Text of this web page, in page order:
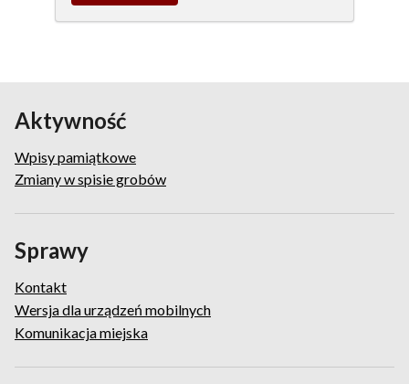
wpis
Aktywność
Wpisy pamiątkowe
Zmiany w spisie grobów
Sprawy
Kontakt
Wersja dla urządzeń mobilnych
Komunikacja miejska